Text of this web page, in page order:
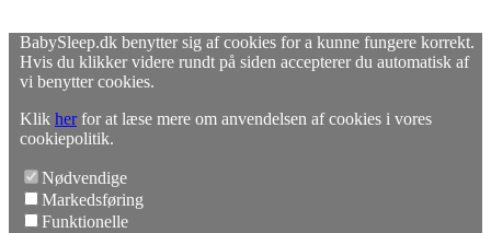
BabySleep.dk benytter sig af cookies for a kunne fungere korrekt.
Hvis du klikker videre rundt på siden accepterer du automatisk af
vi benytter cookies.
Klik her for at læse mere om anvendelsen af cookies i vores
cookiepolitik.
Nødvendige
Markedsføring
Funktionelle